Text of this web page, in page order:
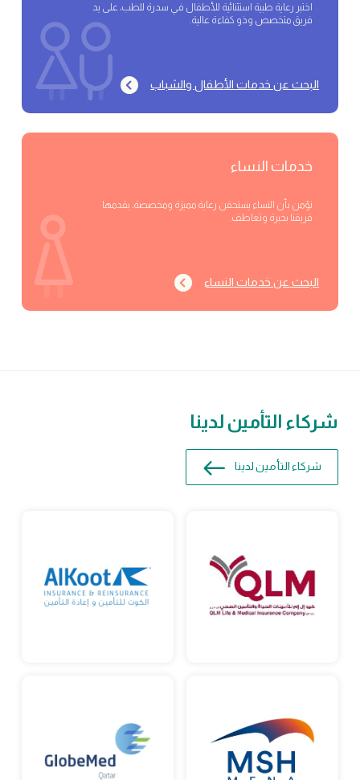
اختبر رعاية طبية استثنائية للأطفال في سدرة للطب، على يد
فريق متخصص وذو كفاءة عالية.
البحث عن خدمات الأطفال والشباب
خدمات النساء
نؤمن بأن النساء يستحقن رعاية مميزة ومخصصة، يقدمها
فريقنا بخبرة وتعاطف.
البحث عن خدمات النساء
شركاء التأمين لدينا
شركاء التأمين لدينا